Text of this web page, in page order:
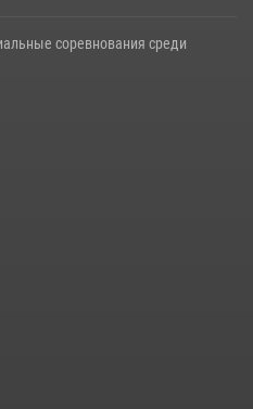
соревнования среди